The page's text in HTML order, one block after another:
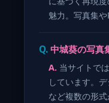
魅力。写真集
中城葵の写真
当サイトで
しています。
など複数の形